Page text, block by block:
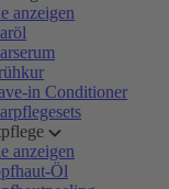
anzeigen
in Conditioner
anzeigen
Öl